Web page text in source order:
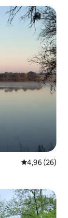
4,96 de uma
4,96 (26)